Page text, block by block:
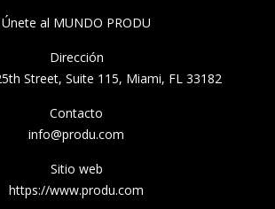
Únete al MUNDO PRODU
Dirección
Street, Suite 115, Miami, FL 33182
Contacto
info@produ.com
Sitio web
https://www.produ.com